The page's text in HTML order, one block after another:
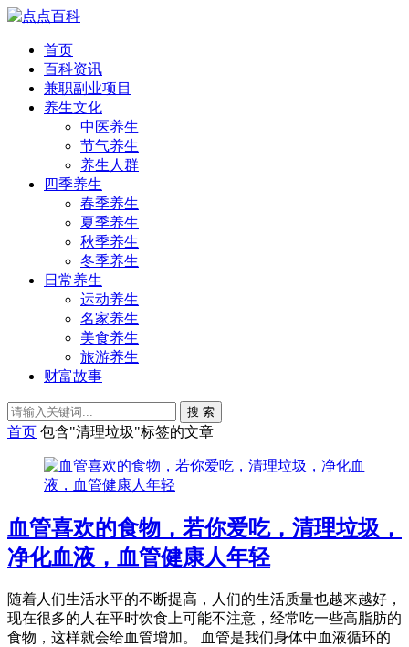
首页
百科资讯
兼职副业项目
养生文化
中医养生
节气养生
养生人群
四季养生
春季养生
夏季养生
秋季养生
冬季养生
日常养生
运动养生
名家养生
美食养生
旅游养生
财富故事
搜 索
首页 包含"清理垃圾"标签的文章
血管喜欢的食物，若你爱吃，清理垃圾，
净化血液，血管健康人年轻
随着人们生活水平的不断提高，人们的生活质量也越来越好，
现在很多的人在平时饮食上可能不注意，经常吃一些高脂肪的
食物，这样就会给血管增加。 血管是我们身体中血液循环的